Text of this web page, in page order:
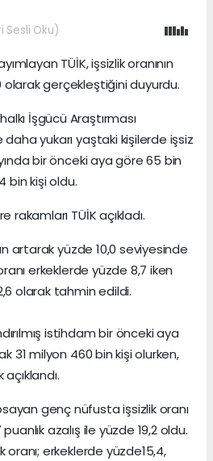
Sesli Oku)
TÜİK, işsizlik oranının
olarak gerçekleştiğini duyurdu.
İşgücü Araştırması
daha yukarı yaştaki kişilerde işsiz
bir önceki aya göre 65 bin
bin kişi oldu.
rakamları TÜİK açıkladı.
artarak yüzde 10,0 seviyesinde
erkeklerde yüzde 8,7 iken
olarak tahmin edildi.
istihdam bir önceki aya
31 milyon 460 bin kişi olurken,
genç nüfusta işsizlik oranı
azalış ile yüzde 19,2 oldu.
oranı; erkeklerde yüzde15,4,